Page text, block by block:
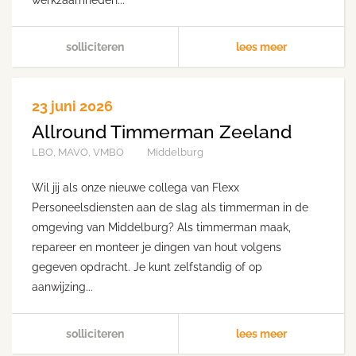
solliciteren lees meer
23 juni 2026
Allround Timmerman Zeeland
LBO, MAVO, VMBO Middelburg
Wil jij als onze nieuwe collega van Flexx
Personeelsdiensten aan de slag als timmerman in de
omgeving van Middelburg? Als timmerman maak,
repareer en monteer je dingen van hout volgens
gegeven opdracht. Je kunt zelfstandig of op
aanwijzing...
solliciteren lees meer